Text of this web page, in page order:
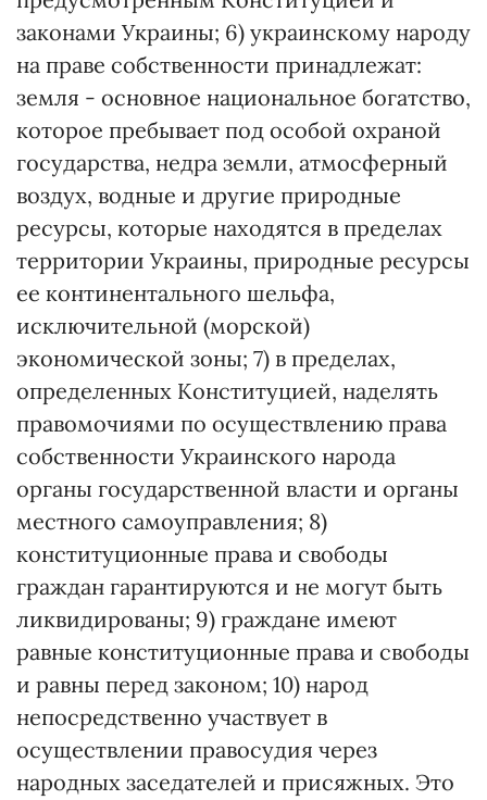
законами Украины; 6) украинскому народу
на праве собственности принадлежат:
земля - основное национальное богатство,
которое пребывает под особой охраной
государства, недра земли, атмосферный
воздух, водные и другие природные
ресурсы, которые находятся в пределах
территории Украины, природные ресурсы
ее континентального шельфа,
исключительной (морской)
экономической зоны; 7) в пределах,
определенных Конституцией, наделять
правомочиями по осуществлению права
собственности Украинского народа
органы государственной власти и органы
местного самоуправления; 8)
конституционные права и свободы
граждан гарантируются и не могут быть
ликвидированы; 9) граждане имеют
равные конституционные права и свободы
и равны перед законом; 10) народ
непосредственно участвует в
осуществлении правосудия через
народных заседателей и присяжных. Это